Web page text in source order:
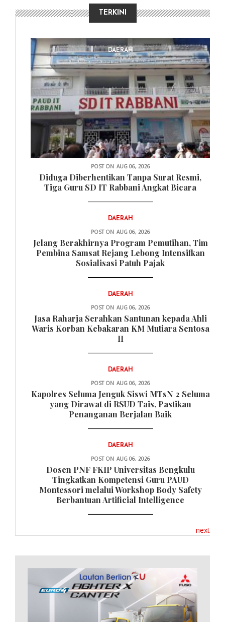
TERKINI
DAERAH
POST ON AUG 06, 2026
Diduga Diberhentikan Tanpa Surat Resmi,
Tiga Guru SD IT Rabbani Angkat Bicara
DAERAH
POST ON AUG 06, 2026
Jelang Berakhirnya Program Pemutihan, Tim
Pembina Samsat Rejang Lebong Intensifkan
Sosialisasi Patuh Pajak
DAERAH
POST ON AUG 06, 2026
Jasa Raharja Serahkan Santunan kepada Ahli
Waris Korban Kebakaran KM Mutiara Sentosa
II
DAERAH
POST ON AUG 06, 2026
Kapolres Seluma Jenguk Siswi MTsN 2 Seluma
yang Dirawat di RSUD Tais, Pastikan
Penanganan Berjalan Baik
DAERAH
POST ON AUG 06, 2026
Dosen PNF FKIP Universitas Bengkulu
Tingkatkan Kompetensi Guru PAUD
Montessori melalui Workshop Body Safety
Berbantuan Artificial Intelligence
next